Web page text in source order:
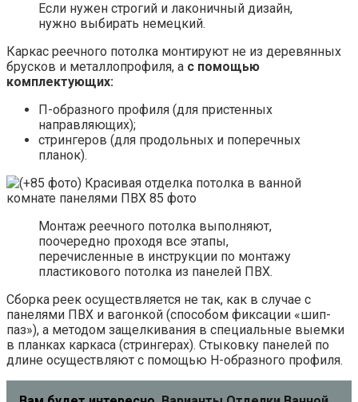
Если нужен строгий и лаконичный дизайн,
нужно выбирать немецкий.
Каркас реечного потолка монтируют не из деревянных
брусков и металлопрофиля, а с помощью
комплектующих:
П-образного профиля (для пристенных
направляющих);
стрингеров (для продольных и поперечных
планок).
Монтаж реечного потолка выполняют,
поочередно проходя все этапы,
перечисленные в инструкции по монтажу
пластикового потолка из панелей ПВХ.
Сборка реек осуществляется не так, как в случае с
панелями ПВХ и вагонкой (способом фиксации «шип-
паз»), а методом защелкивания в специальные выемки
в планках каркаса (стрингерах). Стыковку панелей по
длине осуществляют с помощью Н-образного профиля.